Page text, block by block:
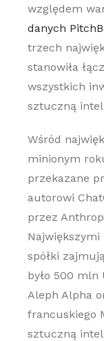
względem
danych
trzech
stanowiła
wszystkich
sztuczną
Wśród
minionym
przekazane
autorowi
przez
spółki
było 500 mln
Aleph Alpha
francuskiego
sztuczną